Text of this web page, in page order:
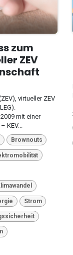
zum
ZEV
virtueller ZEV
mit einer
KEV...
Brownouts
Strom